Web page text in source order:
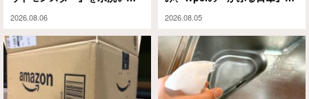
と…
2026.08.06 2026.08.05